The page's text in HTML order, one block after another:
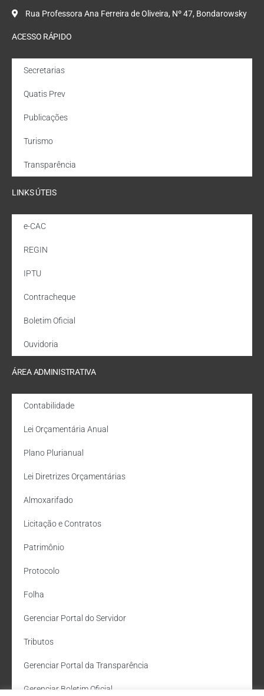
Rua Professora Ana Ferreira de Oliveira, Nº 47, Bondarowsky
ACESSO RÁPIDO
Secretarias
Quatis Prev
Publicações
Turismo
Transparência
LINKS ÚTEIS
e-CAC
REGIN
IPTU
Contracheque
Boletim Oficial
Ouvidoria
ÁREA ADMINISTRATIVA
Contabilidade
Lei Orçamentária Anual
Plano Plurianual
Lei Diretrizes Orçamentárias
Almoxarifado
Licitação e Contratos
Patrimônio
Protocolo
Folha
Gerenciar Portal do Servidor
Tributos
Gerenciar Portal da Transparência
Gerenciar Boletim Oficial